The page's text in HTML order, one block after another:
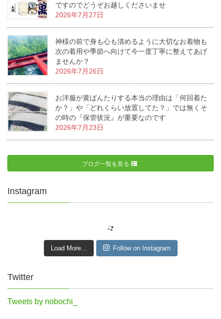
ですのでどうぞお越しくださいませ
2026年7月27日
神様の前で身も心も清めるように大切なお着物も
次の着用や季節へ向けて今一度丁寧に整えてあげ
ませんか？
2026年7月26日
お洋服が黄ばんたりする本当の理由は「何回着た
か？」や「どれくらい放置してた？」では無くそ
の時の『保管状況』が重要なのです
2026年7月23日
ブログ一覧を見る
Instagram
Load More... Follow on Instagram
Twitter
Tweets by nobochi_